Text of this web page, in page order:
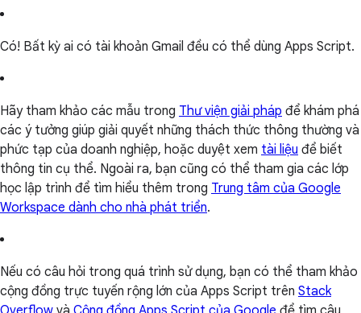
Có! Bất kỳ ai có tài khoản Gmail đều có thể dùng Apps Script.
Hãy tham khảo các mẫu trong Thư viện giải pháp để khám phá
các ý tưởng giúp giải quyết những thách thức thông thường và
phức tạp của doanh nghiệp, hoặc duyệt xem tài liệu để biết
thông tin cụ thể. Ngoài ra, bạn cũng có thể tham gia các lớp
học lập trình để tìm hiểu thêm trong Trung tâm của Google
Workspace dành cho nhà phát triển.
Nếu có câu hỏi trong quá trình sử dụng, bạn có thể tham khảo
cộng đồng trực tuyến rộng lớn của Apps Script trên Stack